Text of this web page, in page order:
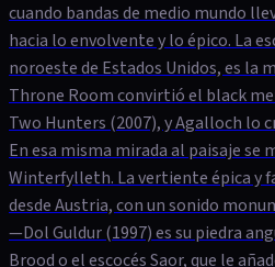
cuando bandas de medio mundo
hacia lo envolvente y lo épico. La
noroeste de Estados Unidos, es la
Throne Room convirtió el black
Two Hunters (2007), y Agalloch lo
En esa misma mirada al paisaje se
Winterfylleth. La vertiente épica y
desde Austria, con un sonido
—Dol Guldur (1997) es su piedra
Brood o el escocés Saor, que le